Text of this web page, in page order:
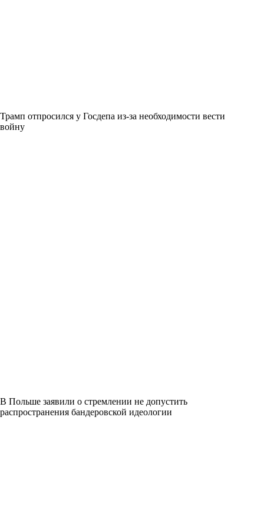
Трамп отпросился у Госдепа из-за необходимости вести
войну
В Польше заявили о стремлении не допустить
распространения бандеровской идеологии